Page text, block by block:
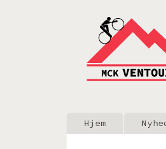
Main menu
Hjem